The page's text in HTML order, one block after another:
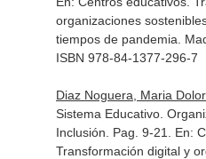
organizaciones
tiempos de pandemia .
ISBN 978-84-1377-296-7
Diaz Noguera, Maria
Sistema Educativo.
Inclusión. Pag. 9-21. En:
Transformación digital y